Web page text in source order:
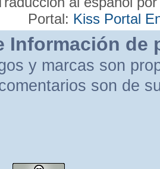
Portal: Kiss Portal
Información de
y marcas son
son de